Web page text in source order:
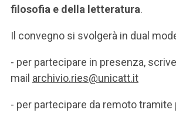
filosofia e della letteratura.
Il convegno si svolgerà in dual
- per partecipare in presenza,
mail archivio.ries@unicatt.it
- per partecipare da remoto